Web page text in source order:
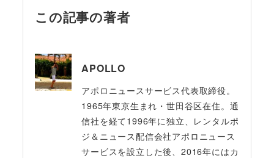
この記事の著者
APOLLO
アポロニュースサービス代表取締役。
1965年東京生まれ・世田谷区在住。通
信社を経て1996年に独立、レンタルポ
ジ＆ニュース配信会社アポロニュース
サービスを設立した後、2016年にはカ